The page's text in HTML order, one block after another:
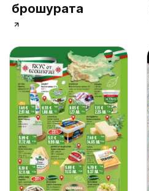
брошурата